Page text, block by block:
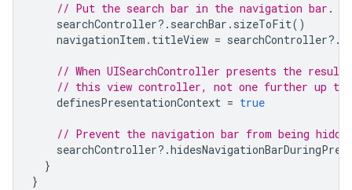
// Put the search bar in the navigation bar.
searchController?. searchBar . sizeToFit()
navigationItem . titleView = searchController?.
// When UISearchController presents the
// this view controller, not one further up
definesPresentationContext = true
// Prevent the navigation bar from being
searchController?.
}
}